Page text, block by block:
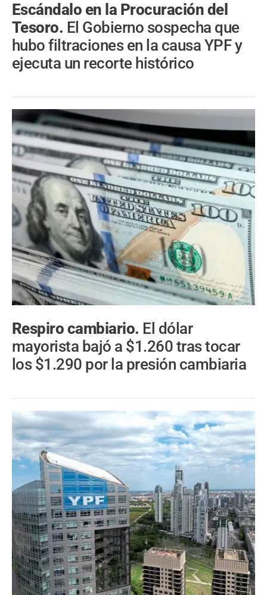
Escándalo en la Procuración del
Tesoro. El Gobierno sospecha que
hubo filtraciones en la causa YPF y
ejecuta un recorte histórico
Respiro cambiario. El dólar
mayorista bajó a $1.260 tras tocar
los $1.290 por la presión cambiaria